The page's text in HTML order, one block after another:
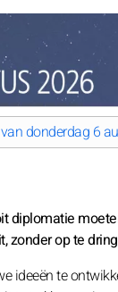
donderdag 6
diplomatie
zonder op te
ideeën te